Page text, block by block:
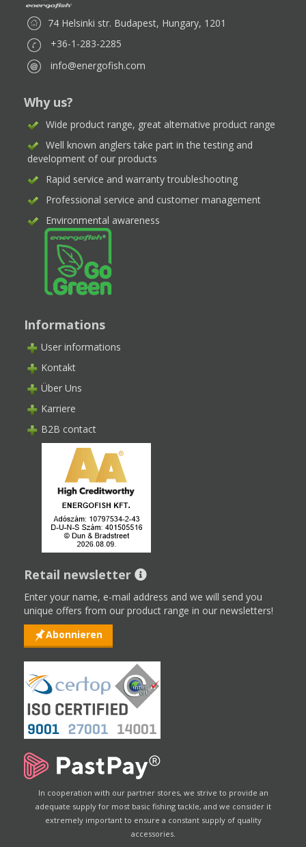
74 Helsinki str. Budapest, Hungary, 1201
+36-1-283-2285
info@energofish.com
Why us?
Wide product range, great alternative product range
Well known anglers take part in the testing and
development of our products
Rapid service and warranty troubleshooting
Professional service and customer management
Environmental awareness
Informations
User informations
Kontakt
Über Uns
Karriere
B2B contact
Retail newsletter
Enter your name, e-mail address and we will send you
unique offers from our product range in our newsletters!
Abonnieren
In cooperation with our partner stores, we strive to provide an
adequate supply for most basic fishing tackle, and we consider it
extremely important to ensure a constant supply of quality
accessories.